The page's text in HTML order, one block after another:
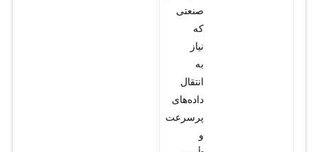
صنعتی
که
نیاز
به
انتقال
داده‌های
پرسرعت
و